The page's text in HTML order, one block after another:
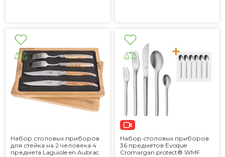
Набор столовых приборов
для стейка на 2 человека 4
предмета Laguiole en Aubrac
Набор столовых приборов
36 предметов Evoque
Cromargan protect® WMF